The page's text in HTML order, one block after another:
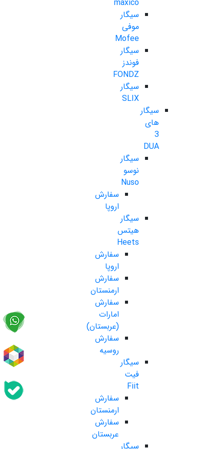
maxico
سیگار
موفی
Mofee
سیگار
فوندز
FONDZ
سیگار
SLIX
سیگار
های
3
DUA
سیگار
نوسو
Nuso
سفارش
اروپا
سیگار
هیتس
Heets
سفارش
اروپا
سفارش
ارمنستان
سفارش
امارات
(عربستان)
سفارش
روسیه
سیگار
فیت
Fiit
سفارش
ارمنستان
سفارش
عربستان
سیگار